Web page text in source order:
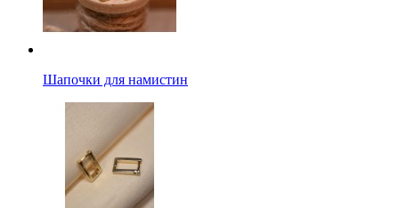
Шапочки для намистин